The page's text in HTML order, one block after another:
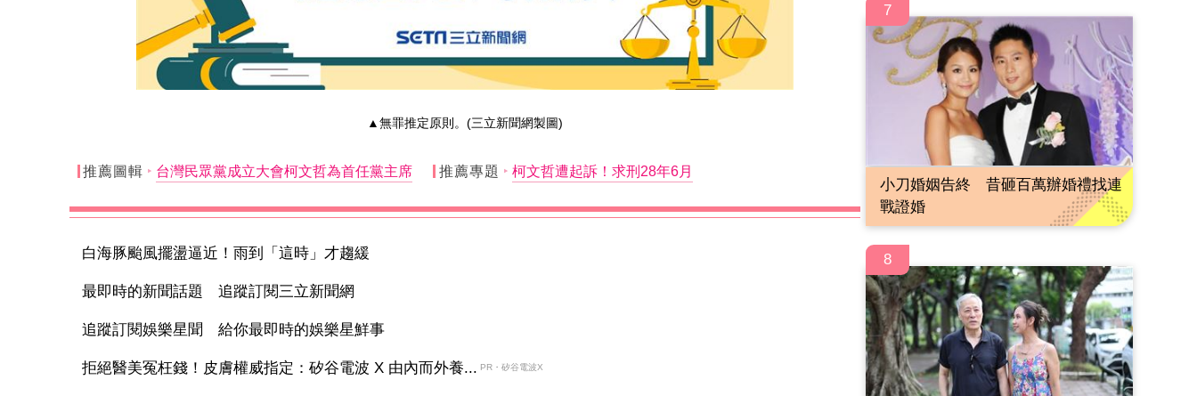
▲無罪推定原則。(三立新聞網製圖)
推薦圖輯 台灣民眾黨成立大會柯文哲為首任黨主席 推薦專題 柯文哲遭起訴！求刑28年6月
白海豚颱風擺盪逼近！雨到「這時」才趨緩
最即時的新聞話題 追蹤訂閱三立新聞網
追蹤訂閱娛樂星聞 給你最即時的娛樂星鮮事
拒絕醫美冤枉錢！皮膚權威指定：矽谷電波 X 由內而外養... PR・矽谷電波X
7
小刀婚姻告終 昔砸百萬辦婚禮找連
戰證婚
8